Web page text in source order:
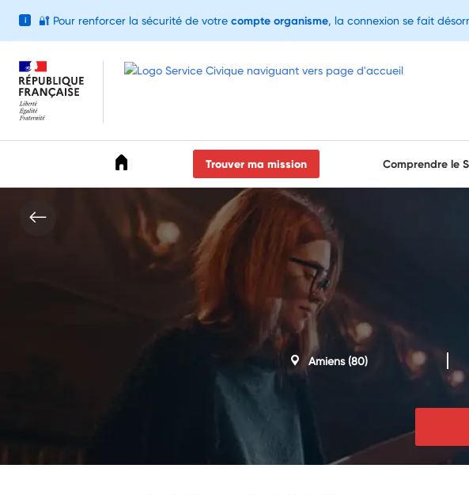
Trouver ma mission Comprendre le
Amiens(80)
i 🔐 Pour renforcer la sécurité de votre compte organisme, la connexion se fait